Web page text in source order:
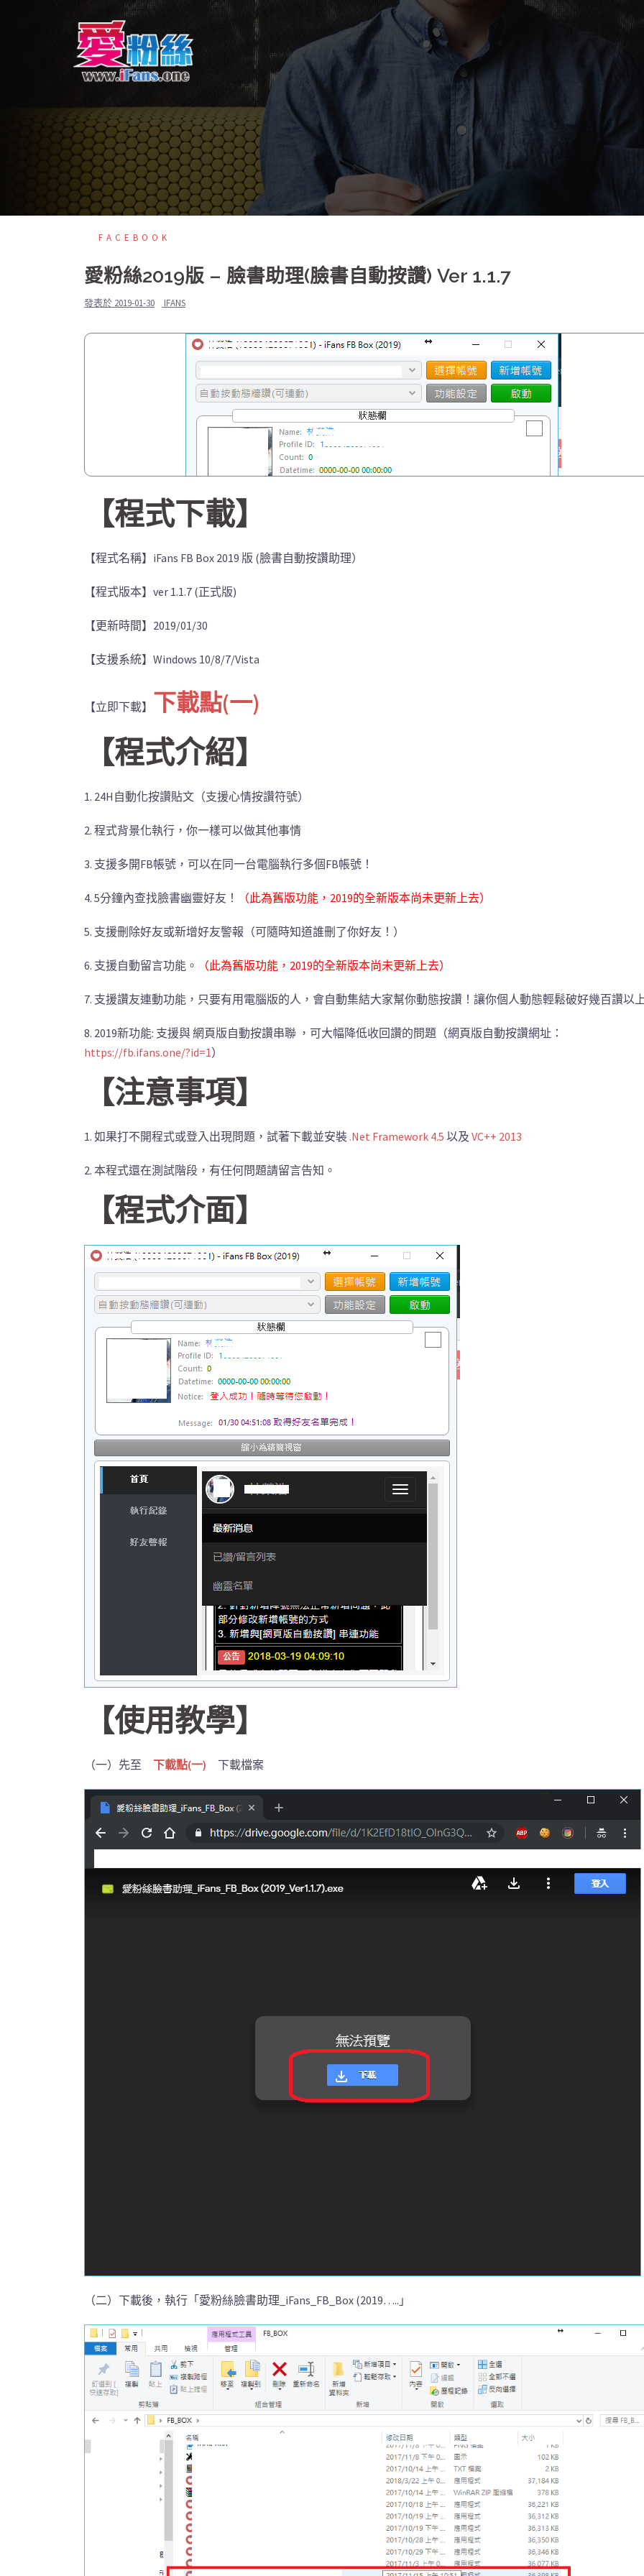
FACEBOOK
愛粉絲2019版 – 臉書助理(臉書自動按讚) Ver 1.1.7
發表於 2019-01-30 IFANS
【程式下載】
【程式名稱】iFans FB Box 2019 版 (臉書自動按讚助理）
【程式版本】ver 1.1.7 (正式版)
【更新時間】2019/01/30
【支援系統】Windows 10/8/7/Vista
【立即下載】 下載點(一)
【程式介紹】
1. 24H自動化按讚貼文（支援心情按讚符號）
2. 程式背景化執行，你一樣可以做其他事情
3. 支援多開FB帳號，可以在同一台電腦執行多個FB帳號！
4. 5分鐘內查找臉書幽靈好友！ （此為舊版功能，2019的全新版本尚未更新上去）
5. 支援刪除好友或新增好友警報（可隨時知道誰刪了你好友！）
6. 支援自動留言功能。 （此為舊版功能，2019的全新版本尚未更新上去）
7. 支援讚友連動功能，只要有用電腦版的人，會自動集結大家幫你動態按讚！讓你個人動態輕鬆破好幾百讚以
8. 2019新功能: 支援與 網頁版自動按讚串聯 ，可大幅降低收回讚的問題（網頁版自動按讚網址：
https://fb.ifans.one/?id=1）
【注意事項】
1. 如果打不開程式或登入出現問題，試著下載並安裝 .Net Framework 4.5 以及 VC++ 2013
2. 本程式還在測試階段，有任何問題請留言告知。
【程式介面】
【使用教學】
（一）先至 下載點(一) 下載檔案
（二）下載後，執行「愛粉絲臉書助理_iFans_FB_Box (2019…..」